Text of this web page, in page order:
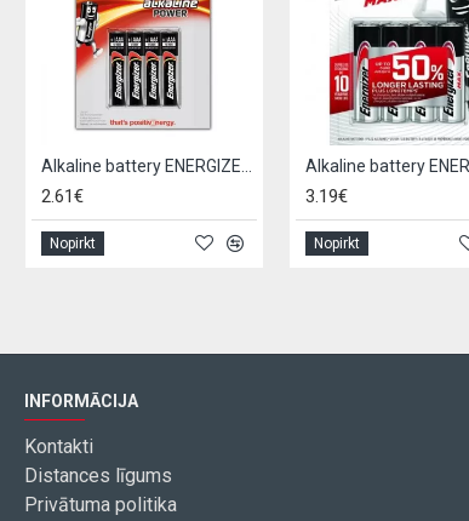
2.61€
Nopirkt
3.19€
Nopirkt
INFORMĀCIJA
Kontakti
Distances līgums
Privātuma politika